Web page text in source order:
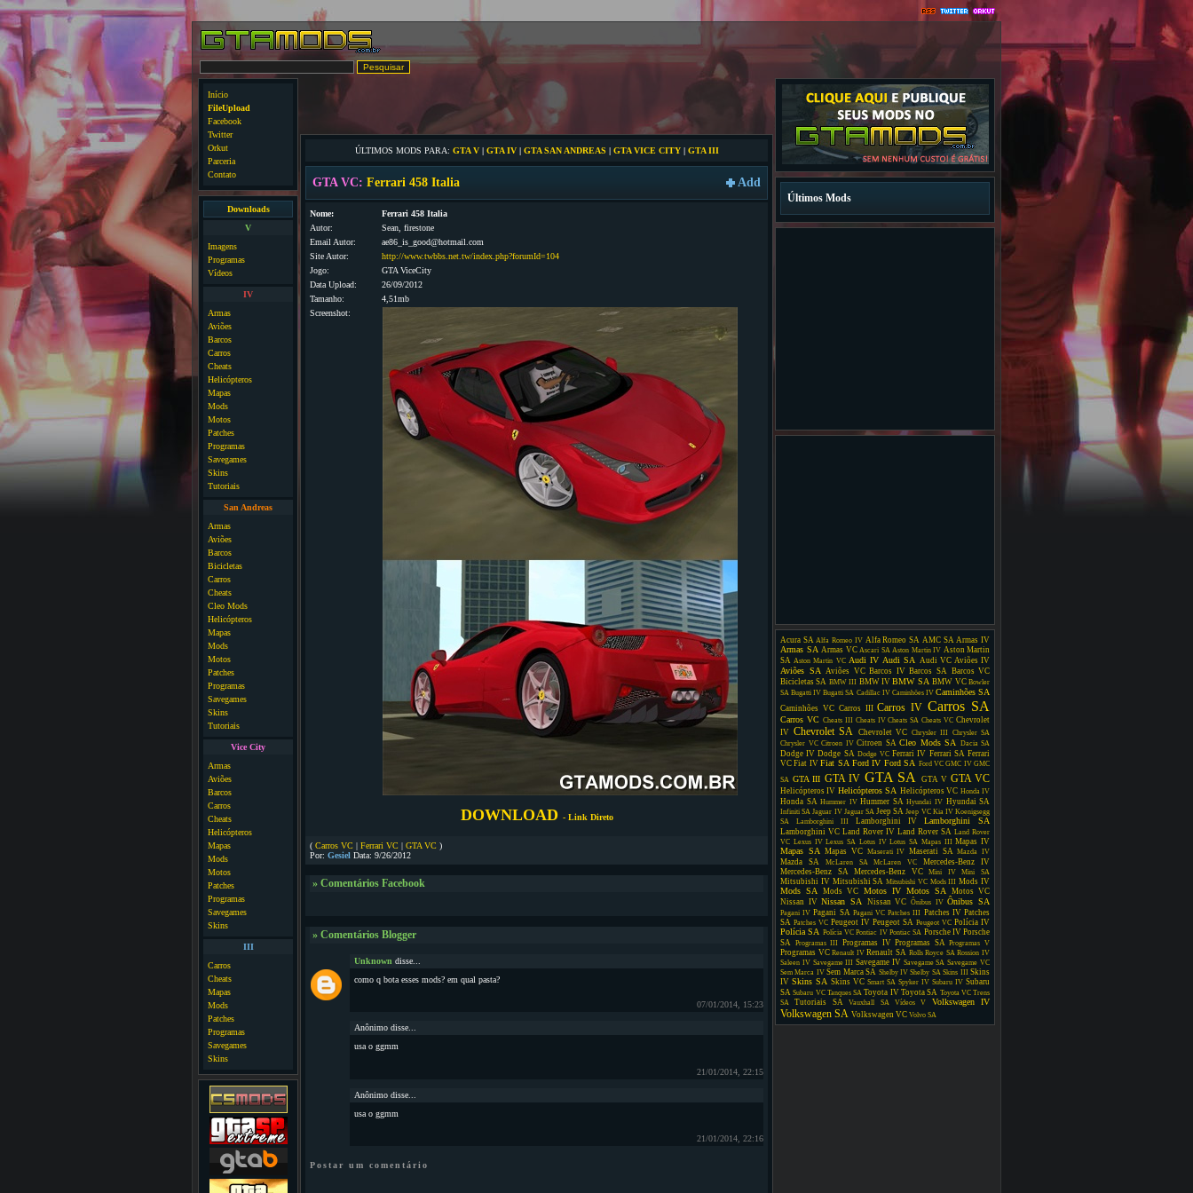
Início
FileUpload
Facebook
Twitter
Orkut
Parceria
Contato
Downloads
V
Imagens
Programas
Vídeos
IV
Armas
Aviões
Barcos
Carros
Cheats
Helicópteros
Mapas
Mods
Motos
Patches
Programas
Savegames
Skins
Tutoriais
San Andreas
Armas
Aviões
Barcos
Bicicletas
Carros
Cheats
Cleo Mods
Helicópteros
Mapas
Mods
Motos
Patches
Programas
Savegames
Skins
Tutoriais
Vice City
Armas
Aviões
Barcos
Carros
Cheats
Helicópteros
Mapas
Mods
Motos
Patches
Programas
Savegames
Skins
III
Carros
Cheats
Mapas
Mods
Patches
Programas
Savegames
Skins
ÚLTIMOS MODS PARA: GTA V| GTA IV| GTA SAN ANDREAS | GTA VICE CITY| GTA III
GTA VC: Ferrari 458 Italia Add
Nome:
Ferrari 458 Italia
Autor:
Sean, firestone
Email Autor:
ae86_is_good@hotmail.com
Site Autor:
http://www.twbbs.net.tw/index.php?forumId=104
Jogo:
GTA ViceCity
Data Upload:
26/09/2012
Tamanho:
4,51mb
Screenshot:
DOWNLOAD - Link Direto
( Carros VC | Ferrari VC | GTA VC )
Por: Gesiel Data: 9/26/2012
» Comentários Facebook
» Comentários Blogger
Unknown disse...
como q bota esses mods? em qual pasta?
07/01/2014, 15:23
Anônimo disse...
usa o ggmm
21/01/2014, 22:15
Anônimo disse...
usa o ggmm
21/01/2014, 22:16
Postar um comentário
Últimos Mods
Acura SA Alfa Romeo IV Alfa Romeo SA AMC SA Armas IV
Armas SA Armas VC Ascari SA Aston Martin IV Aston Martin
SA Aston Martin VC Audi IV Audi SA Audi VC Aviões IV
Aviões SA Aviões VC Barcos IV Barcos SA Barcos VC
Bicicletas SA BMW III BMW IV BMW SA BMW VC Bowler
SA Bugatti IV Bugatti SA Cadillac IV Caminhões IV Caminhões SA
Caminhões VC Carros III Carros IV Carros SA
Carros VC Cheats III Cheats IV Cheats SA Cheats VC Chevrolet
IV Chevrolet SA Chevrolet VC Chrysler III Chrysler SA
Chrysler VC Citroen IV Citroen SA Cleo Mods SA Dacia SA
Dodge IV Dodge SA Dodge VC Ferrari IV Ferrari SA Ferrari
VC Fiat IV Fiat SA Ford IV Ford SA Ford VC GMC IV GMC
SA GTA III GTA IV GTA SA GTA V GTA VC
Helicópteros IV Helicópteros SA Helicópteros VC Honda IV
Honda SA Hummer IV Hummer SA Hyundai IV Hyundai SA
Infiniti SA Jaguar IV Jaguar SA Jeep SA Jeep VC Kia IV Koenigsegg
SA
Lamborghini III Lamborghini IV Lamborghini SA
Lamborghini VC Land Rover IV Land Rover SA Land Rover
VC Lexus IV Lexus SA Lotus IV Lotus SA Mapas III Mapas IV
Mapas SA Mapas VC Maserati IV Maserati SA Mazda IV
Mazda SA McLaren SA McLaren VC
Mercedes-Benz IV
Mercedes-Benz SA
Mercedes-Benz VC Mini IV Mini SA
Mitsubishi IV Mitsubishi SA Mitsubishi VC Mods III Mods IV
Mods SA Mods VC Motos IV Motos SA
Motos VC
Nissan IV Nissan SA Nissan VC Ônibus IV Ônibus SA
Pagani IV Pagani SA Pagani VC Patches III Patches IV Patches
SA Patches VC Peugeot IV Peugeot SA Peugeot VC Polícia IV
Polícia SA Polícia VC Pontiac IV Pontiac SA Porsche IV Porsche
SA Programas III Programas IV Programas SA Programas V
Programas VC Renault IV Renault SA Rolls Royce SA Rossion IV
Saleen IV Savegame III Savegame IV Savegame SA Savegame VC
Sem Marca IV Sem Marca SA Shelby IV Shelby SA Skins III Skins
IV Skins SA Skins VC Smart SA Spyker IV Subaru IV Subaru
SA Subaru VC Tanques SA Toyota IV Toyota SA Toyota VC Trens
SA
Tutoriais SA Vauxhall SA Vídeos V Volkswagen IV
Volkswagen SA Volkswagen VC Volvo SA